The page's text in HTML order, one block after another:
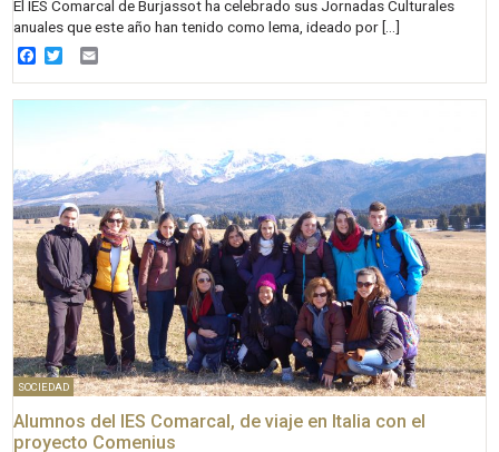
El IES Comarcal de Burjassot ha celebrado sus Jornadas Culturales
anuales que este año han tenido como lema, ideado por […]
Facebook
Twitter
SOCIEDAD
Alumnos del IES Comarcal, de viaje en Italia con el
proyecto Comenius